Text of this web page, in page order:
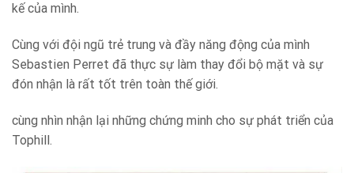
kế của mình.
Cùng với đội ngũ trẻ trung và đầy năng động của mình
Sebastien Perret đã thực sự làm thay đổi bộ mặt và sự
đón nhận là rất tốt trên toàn thế giới.
cùng nhìn nhận lại những chứng minh cho sự phát triển của
Tophill.